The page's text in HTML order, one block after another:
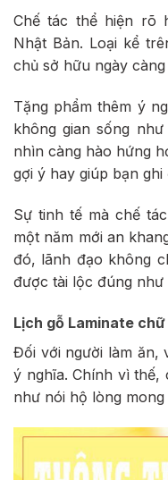
Chế tác thể hiện rõ
Nhật Bản. Loại kể
chủ sở hữu ngày
Tặng phẩm thêm ý
không gian sống
nhìn càng hào hứng
gợi ý hay giúp bạn
Sự tinh tế mà chế
một năm mới an
đó, lãnh đạo không
được tài lộc đúng như
Lịch gỗ Laminate
Đối với người làm ăn,
ý nghĩa. Chính vì thế,
như nói hộ lòng